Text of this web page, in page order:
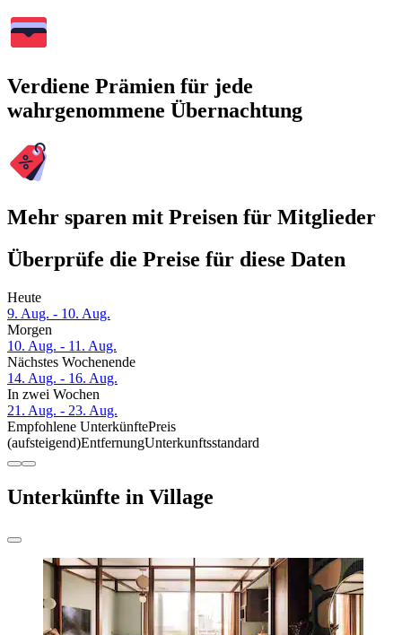
Verdiene Prämien für jede
wahrgenommene Übernachtung
Mehr sparen mit Preisen für Mitglieder
Überprüfe die Preise für diese Daten
Heute
9. Aug. - 10. Aug.
Morgen
10. Aug. - 11. Aug.
Nächstes Wochenende
14. Aug. - 16. Aug.
In zwei Wochen
21. Aug. - 23. Aug.
Empfohlene UnterkünftePreis
(aufsteigend)EntfernungUnterkunftsstandard
Unterkünfte in Village